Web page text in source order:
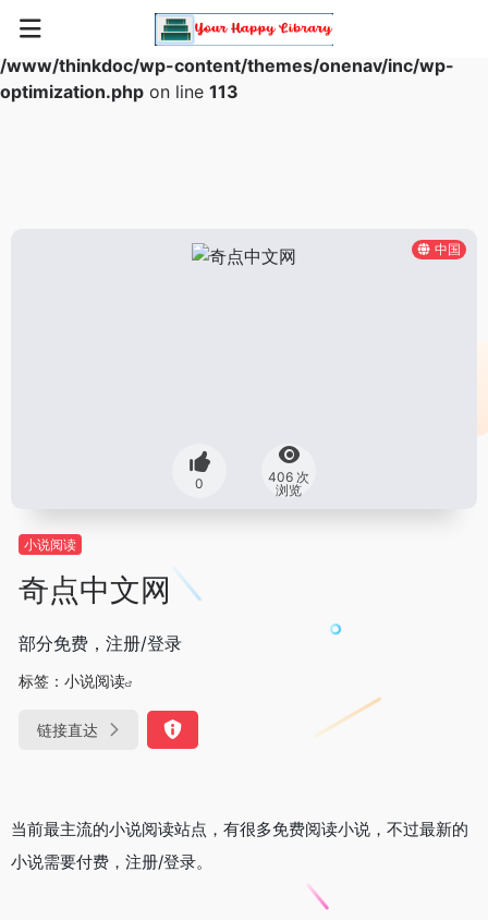
Warning
: Array to string conversion in
/www/thinkdoc/wp-content/themes/onenav/inc/wp-
optimization.php on line 113
中国
0
406 次
浏览
小说阅读
奇点中文网
部分免费，注册/登录
标签： 小说阅读
链接直达
当前最主流的小说阅读站点，有很多免费阅读小说，不过最新的
小说需要付费，注册/登录。